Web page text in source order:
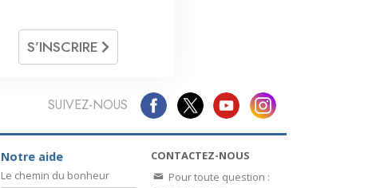
S’INSCRIRE
SUIVEZ-NOUS
Notre aide
Le chemin du bonheur
CONTACTEZ-NOUS
Pour toute question :